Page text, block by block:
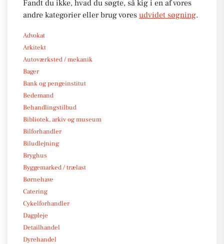
Fandt du ikke, hvad du søgte, så kig i en af vores
andre kategorier eller brug vores udvidet søgning.
Advokat
Arkitekt
Autoværksted / mekanik
Bager
Bank og pengeinstitut
Bedemand
Behandlingstilbud
Bibliotek, arkiv og museum
Bilforhandler
Biludlejning
Bryghus
Byggemarked / trælast
Børnehave
Catering
Cykelforhandler
Dagpleje
Detailhandel
Dyrehandel